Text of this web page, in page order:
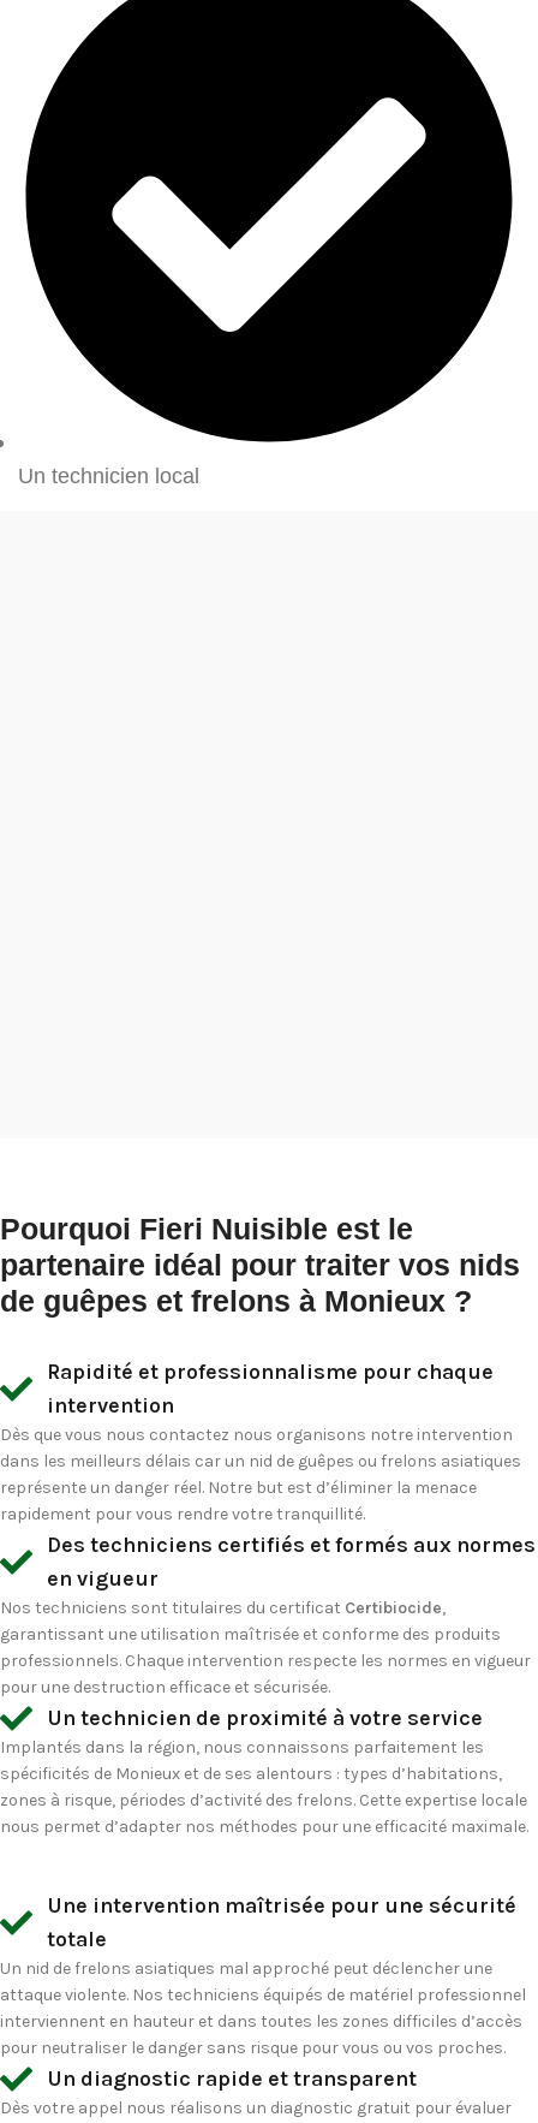
Un technicien local
Pourquoi Fieri Nuisible est le
partenaire idéal pour traiter vos nids
de guêpes et frelons à Monieux ?
Rapidité et professionnalisme pour chaque
intervention
Dès que vous nous contactez nous organisons notre intervention
dans les meilleurs délais car un nid de guêpes ou frelons asiatiques
représente un danger réel. Notre but est d’éliminer la menace
rapidement pour vous rendre votre tranquillité.
Des techniciens certifiés et formés aux normes
en vigueur
Nos techniciens sont titulaires du certificat Certibiocide,
garantissant une utilisation maîtrisée et conforme des produits
professionnels. Chaque intervention respecte les normes en vigueur
pour une destruction efficace et sécurisée.
Un technicien de proximité à votre service
Implantés dans la région, nous connaissons parfaitement les
spécificités de Monieux et de ses alentours : types d’habitations,
zones à risque, périodes d’activité des frelons. Cette expertise locale
nous permet d’adapter nos méthodes pour une efficacité maximale.
Une intervention maîtrisée pour une sécurité
totale
Un nid de frelons asiatiques mal approché peut déclencher une
attaque violente. Nos techniciens équipés de matériel professionnel
interviennent en hauteur et dans toutes les zones difficiles d’accès
pour neutraliser le danger sans risque pour vous ou vos proches.
Un diagnostic rapide et transparent
Dès votre appel nous réalisons un diagnostic gratuit pour évaluer